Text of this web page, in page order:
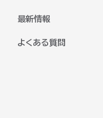
した求人を見つけやすくな
や目標を整理しながら進め
バイザーと面談していただ
なたに合った企業をご紹介
最新情報
よくある質問